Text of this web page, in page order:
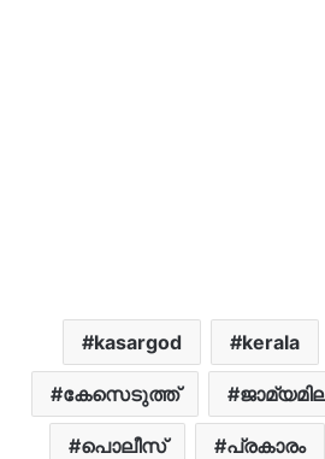
kasargod kerala
കേസെടുത്ത്
പൊലീസ് പ്രകാരം